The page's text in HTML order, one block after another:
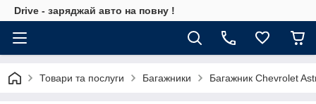
Drive - заряджай авто на повну !
Товари та послуги Багажники Багажник Chevrolet